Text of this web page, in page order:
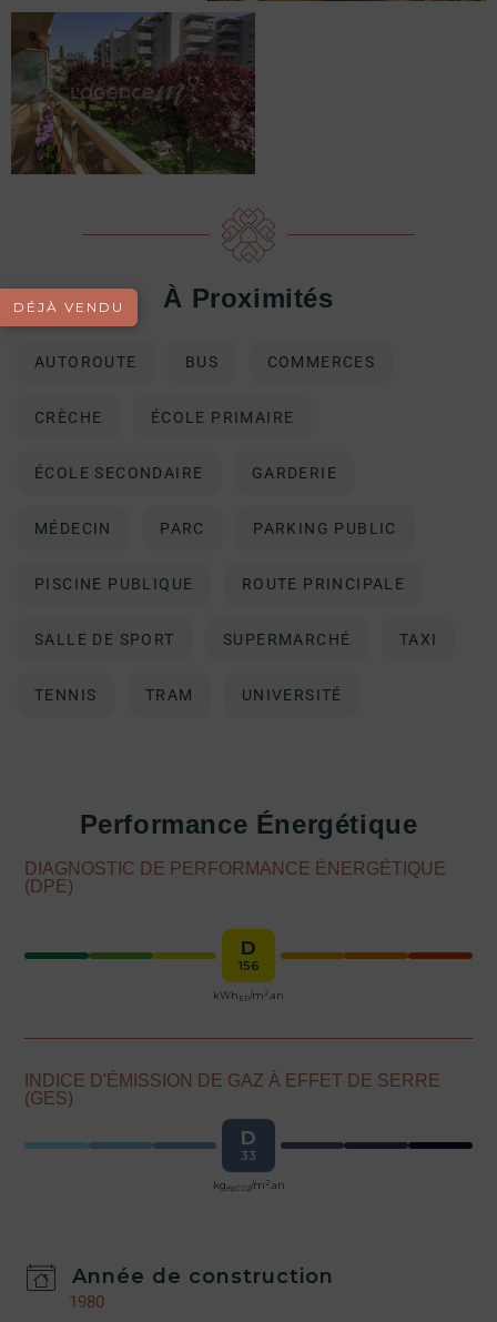
DÉJÀ VENDU À Proximités
AUTOROUTE BUS COMMERCES
CRÈCHE ÉCOLE PRIMAIRE
ÉCOLE SECONDAIRE GARDERIE
MÉDECIN PARC PARKING PUBLIC
PISCINE PUBLIQUE ROUTE PRINCIPALE
SALLE DE SPORT SUPERMARCHÉ TAXI
TENNIS TRAM UNIVERSITÉ
Performance Énergétique
DIAGNOSTIC DE PERFORMANCE ÉNERGÉTIQUE
(DPE)
D
156
kWh EP/m 2 .an
INDICE D'ÉMISSION DE GAZ À EFFET DE SERRE
(GES)
D
33
kgépCO2/m 2.an
Année de construction
1980